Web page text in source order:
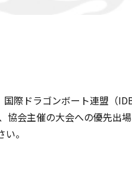
際ドラゴンボート連盟（
協会主催の大会への優先出
。